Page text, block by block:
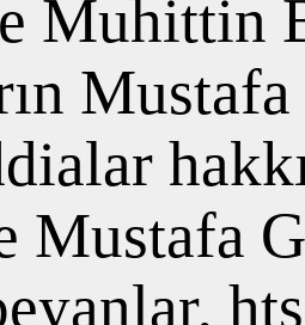
Muhittin
Mustafa